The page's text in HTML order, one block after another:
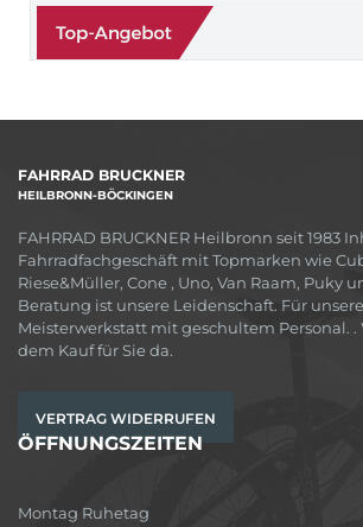
FAHRRAD BRUCKNER
HEILBRONN-BÖCKINGEN
FAHRRAD BRUCKNER Heilbronn seit 1983
Fahrradfachgeschäft mit Topmarken wie
Riese&Müller, Cone , Uno, Van Raam, Puky
Beratung ist unsere Leidenschaft. Für
Meisterwerkstatt mit geschultem Personal. .
dem Kauf für Sie da.
VERTRAG WIDERRUFEN
ÖFFNUNGSZEITEN
Montag Ruhetag